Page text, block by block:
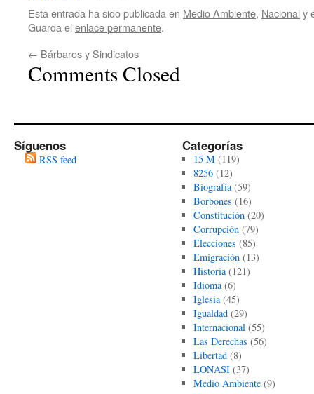
Esta entrada ha sido publicada en Medio Ambiente, Nacional y
Guarda el enlace permanente.
← Bárbaros y Sindicatos
Comments Closed
Síguenos
RSS feed
Categorías
15 M(119)
8256(12)
Biografía(59)
Borbones (16)
Constitución(20)
Corrupción(79)
Elecciones (85)
Emigración(13)
Historia(121)
Idioma(6)
Iglesia(45)
Igualdad(29)
Internacional(55)
Las Derechas (56)
Libertad(8)
LONASI(37)
Medio Ambiente(9)